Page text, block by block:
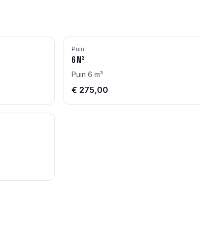
Puin
6m³
Puin 6 m³
€ 275,00